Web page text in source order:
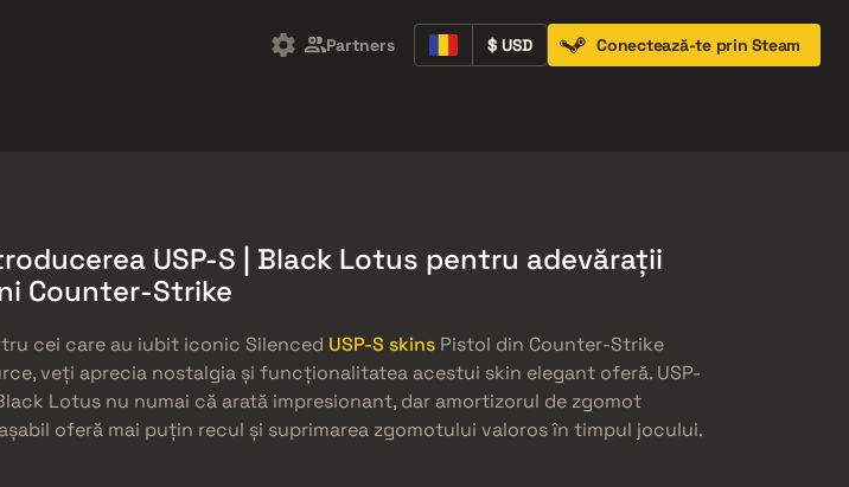
Partners $ USD Conectează-te prin Steam
USP-S | Black Lotus pentru adevărații
Counter-Strike
cei care au iubit iconic Silenced USP-S skins Pistol din Counter-Strike
veți aprecia nostalgia și funcționalitatea acestui skin elegant oferă. USP-
Lotus nu numai că arată impresionant, dar amortizorul de zgomot
oferă mai puțin recul și suprimarea zgomotului valoros în timpul jocului.